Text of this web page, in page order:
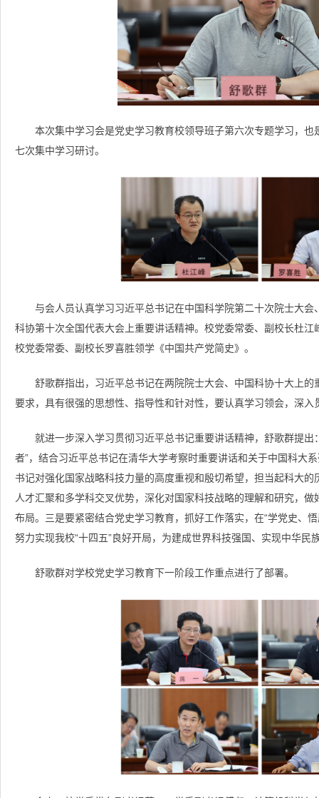
本次集中学习会是党史学习教育校领导班子第六次专题学习，
七次集中学习研讨。
与会人员认真学习习近平总书记在中国科学院第二十次院士大
科协第十次全国代表大会上重要讲话精神。校党委常委、副校长杜
校党委常委、副校长罗喜胜领学《中国共产党简史》。
舒歌群指出，习近平总书记在两院院士大会、中国科协十大上
要求，具有很强的思想性、指导性和针对性，要认真学习领会，深入
就进一步深入学习贯彻习近平总书记重要讲话精神，舒歌群提出
者”，结合习近平总书记在清华大学考察时重要讲话和关于中国科大
书记对强化国家战略科技力量的高度重视和殷切希望，担当起科大
人才汇聚和多学科交叉优势，深化对国家科技战略的理解和研究，做
布局。三是要紧密结合党史学习教育，抓好工作落实，在“学党史、
努力实现我校“十四五”良好开局，为建成世界科技强国、实现中华民
舒歌群对学校党史学习教育下一阶段工作重点进行了部署。